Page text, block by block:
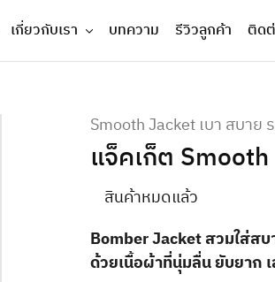
เกี่ยวกับเรา บทความ รีวิวลูกค้า ติด
Smooth Jacket เบา สบาย
แจ็คเก็ต
สินค้าหมดแล้ว
Bomber Jacket สวมใส่ส
ด้วยเนื้อผ้าที่นุ่มลื่น ยับยาก